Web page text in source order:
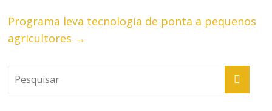
Programa leva tecnologia de ponta a pequenos
agricultores →